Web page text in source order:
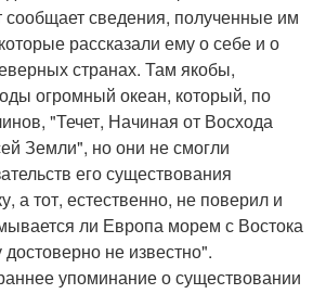
сообщает сведения, полученные им
рассказали ему о себе и о
странах. Там якобы,
огромный океан, который, по
"Течет, Начиная от Восхода
Земли", но они не смогли
его существования
а тот, естественно, не поверил и
ли Европа морем с Востока
не известно".
упоминание о существовании